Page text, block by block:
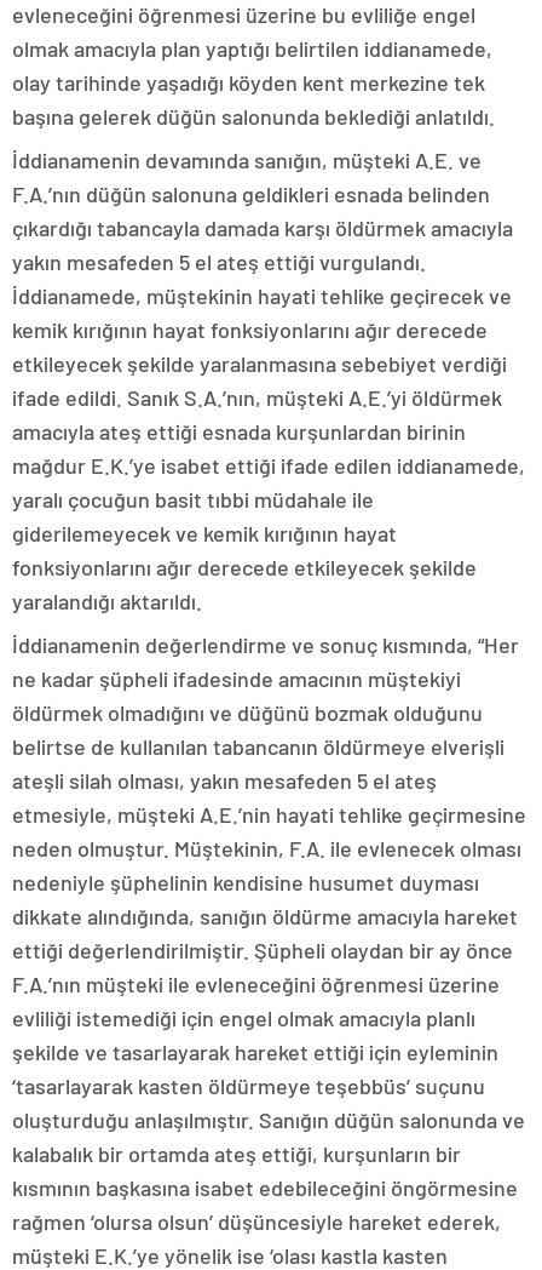
evleneceğini öğrenmesi üzerine bu evliliğe engel
olmak amacıyla plan yaptığı belirtilen iddianamede,
olay tarihinde yaşadığı köyden kent merkezine tek
başına gelerek düğün salonunda beklediği anlatıldı.
İddianamenin devamında sanığın, müşteki A.E. ve
F.A.’nın düğün salonuna geldikleri esnada belinden
çıkardığı tabancayla damada karşı öldürmek amacıyla
yakın mesafeden 5 el ateş ettiği vurgulandı.
İddianamede, müştekinin hayati tehlike geçirecek ve
kemik kırığının hayat fonksiyonlarını ağır derecede
etkileyecek şekilde yaralanmasına sebebiyet verdiği
ifade edildi. Sanık S.A.’nın, müşteki A.E.’yi öldürmek
amacıyla ateş ettiği esnada kurşunlardan birinin
mağdur E.K.’ye isabet ettiği ifade edilen iddianamede,
yaralı çocuğun basit tıbbi müdahale ile
giderilemeyecek ve kemik kırığının hayat
fonksiyonlarını ağır derecede etkileyecek şekilde
yaralandığı aktarıldı.
İddianamenin değerlendirme ve sonuç kısmında, “Her
ne kadar şüpheli ifadesinde amacının müştekiyi
öldürmek olmadığını ve düğünü bozmak olduğunu
belirtse de kullanılan tabancanın öldürmeye elverişli
ateşli silah olması, yakın mesafeden 5 el ateş
etmesiyle, müşteki A.E.’nin hayati tehlike geçirmesine
neden olmuştur. Müştekinin, F.A. ile evlenecek olması
nedeniyle şüphelinin kendisine husumet duyması
dikkate alındığında, sanığın öldürme amacıyla hareket
ettiği değerlendirilmiştir. Şüpheli olaydan bir ay önce
F.A.’nın müşteki ile evleneceğini öğrenmesi üzerine
evliliği istemediği için engel olmak amacıyla planlı
şekilde ve tasarlayarak hareket ettiği için eyleminin
‘tasarlayarak kasten öldürmeye teşebbüs’ suçunu
oluşturduğu anlaşılmıştır. Sanığın düğün salonunda ve
kalabalık bir ortamda ateş ettiği, kurşunların bir
kısmının başkasına isabet edebileceğini öngörmesine
rağmen ‘olursa olsun’ düşüncesiyle hareket ederek,
müşteki E.K.’ye yönelik ise ‘olası kastla kasten